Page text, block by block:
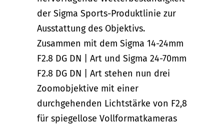
der Sigma Sports-Produktlinie zur
Ausstattung des Objektivs.
Zusammen mit dem Sigma 14-24mm
F2.8 DG DN | Art und Sigma 24-70mm
F2.8 DG DN | Art stehen nun drei
Zoomobjektive mit einer
durchgehenden Lichtstärke von F2,8
für spiegellose Vollformatkameras